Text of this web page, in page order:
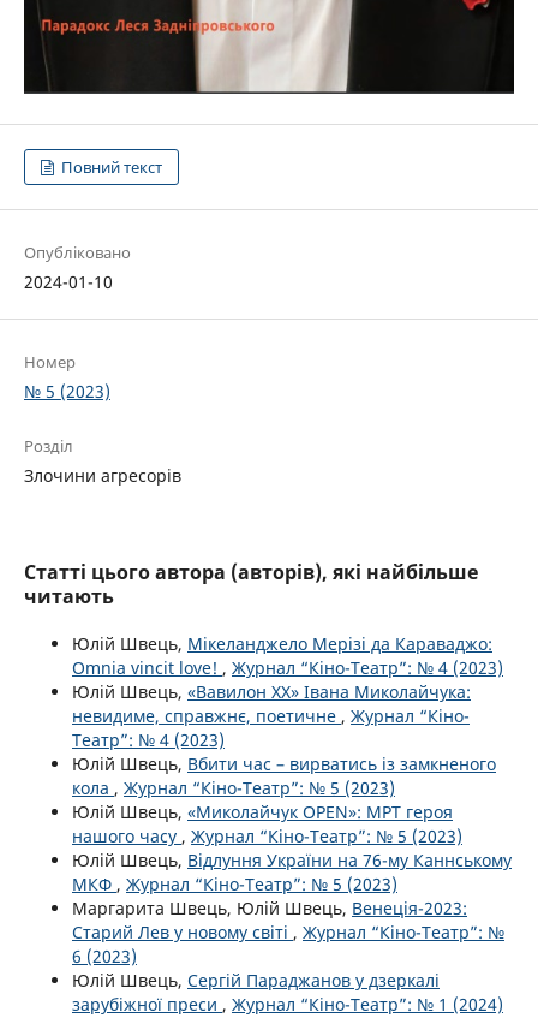
Повний текст
Опубліковано
2024-01-10
Номер
№ 5 (2023)
Розділ
Злочини агресорів
Статті цього автора (авторів), які найбільше
читають
Юлій Швець, Мікеланджело Мерізі да Караваджо:
Omnia vincit love! , Журнал “Кіно-Театр”: № 4 (2023)
Юлій Швець, «Вавилон ХХ» Івана Миколайчука:
невидиме, справжнє, поетичне , Журнал “Кіно-
Театр”: № 4 (2023)
Юлій Швець, Вбити час – вирватись із замкненого
кола , Журнал “Кіно-Театр”: № 5 (2023)
Юлій Швець, «Миколайчук OPEN»: МРТ героя
нашого часу , Журнал “Кіно-Театр”: № 5 (2023)
Юлій Швець, Відлуння України на 76-му Каннському
МКФ , Журнал “Кіно-Театр”: № 5 (2023)
Маргарита Швець, Юлій Швець, Венеція-2023:
Старий Лев у новому світі , Журнал “Кіно-Театр”: №
6 (2023)
Юлій Швець, Сергій Параджанов у дзеркалі
зарубіжної преси , Журнал “Кіно-Театр”: № 1 (2024)